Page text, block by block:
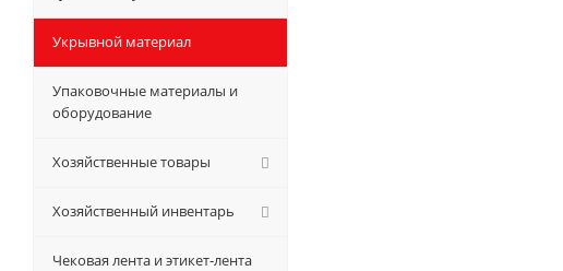
Укрывной материал
Упаковочные материалы и
оборудование
Хозяйственные товары
Хозяйственный инвентарь
Чековая лента и этикет-лента